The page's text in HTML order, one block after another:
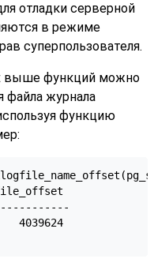
отладки серверной
в режиме
суперпользователя.
выше функций можно
файла журнала
функцию
4039624